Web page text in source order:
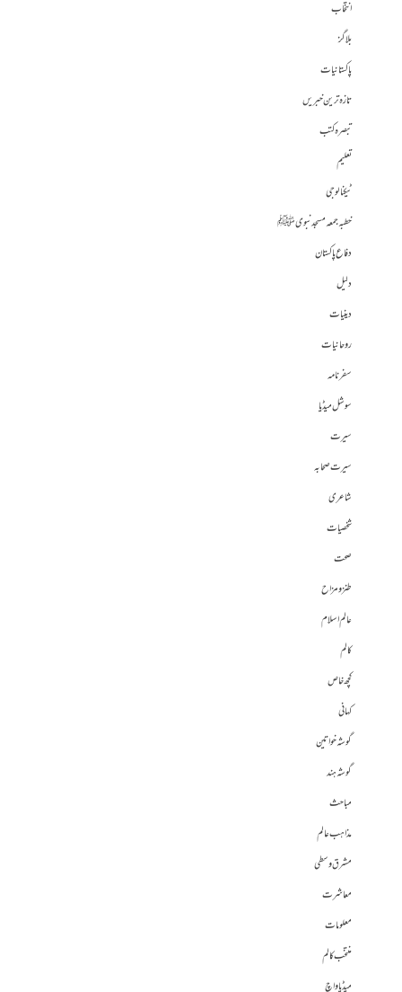
انتخاب
بلاگز
پاکستانیات
تازہ ترین خبریں
تبصرہ کتب
تعلیم
ٹیکنالوجی
خطبہ جمعہ مسجد نبوی ﷺ
دفاع پاکستان
دلیل
دینیات
روحانیات
سفرنامہ
سوشل میڈیا
سیرت
سیرت صحابہ
شاعری
شخصیات
صحت
طنز و مزاح
عالم اسلام
کالم
کچھ خاص
کہانی
گوشہ خواتین
گوشہ ہند
مباحث
مذاہب عالم
مشرق وسطی
معاشرت
معلومات
منتخب کالم
میڈیا واچ